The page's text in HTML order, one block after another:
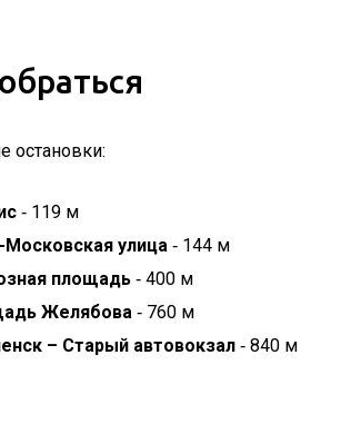
остановки:
‐ 119 м
улица ‐ 144 м
площадь ‐ 400 м
Желябова ‐ 760 м
– Старый автовокзал ‐ 840 м